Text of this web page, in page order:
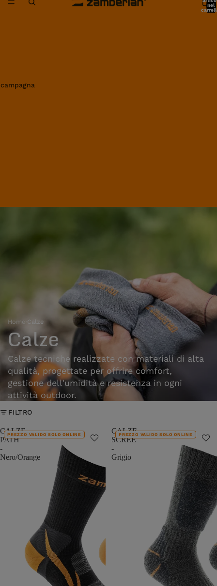
nel
Home Calze
Calze
Calze tecniche realizzate con materiali di alta
qualità, progettate per offrire comfort,
gestione dell'umidità e resistenza in ogni
attività outdoor.
FILTRO
CALZE
PATH
-
Nero/Orange
PREZZO VALIDO SOLO ONLINE
CALZE
SCREE
-
Grigio
PREZZO VALIDO SOLO ONLINE